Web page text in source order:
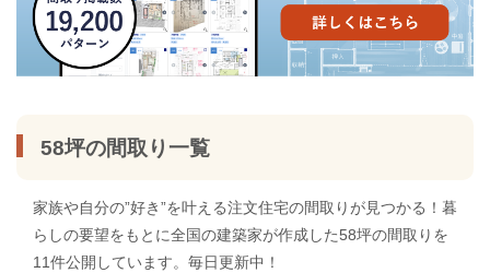
58坪の間取り一覧
家族や自分の”好き”を叶える注文住宅の間取りが見つかる！暮
らしの要望をもとに全国の建築家が作成した58坪の間取りを
11件公開しています。毎日更新中！